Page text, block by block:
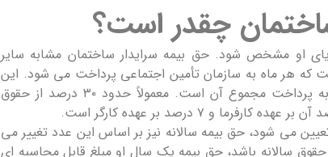
چقدر است؟
او مشخص شود. حق بیمه سرایدار ساختمان مشابه سایر
که هر ماه به سازمان تأمین اجتماعی پرداخت می شود. این
مبلغ شامل سهم کارگر و سهم کارفرماست که کارفرما موظف به پرداخت مجموع آن است. معمولاً حدود ۳۰ درصد از حقوق
می شود، حق بیمه سالانه نیز بر اساس این عدد تغییر می
حقوق سالانه باشد، حق بیمه یک سال او مبلغ قابل محاسبه ای